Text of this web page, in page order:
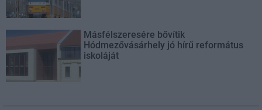
Másfélszeresére bővítik
Hódmezővásárhely jó hírű református
iskoláját